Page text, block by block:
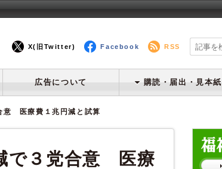
X(旧Twitter) Facebook RSS
広告について 購読・届出・見本紙
意 医療費１兆円減と試算
で３党合意 医療